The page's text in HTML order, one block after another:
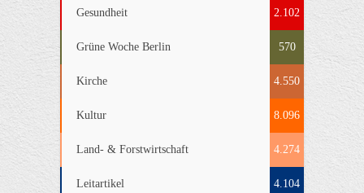
Gesundheit 2.102
Grüne Woche Berlin 570
Kirche 4.550
Kultur 8.096
Land- & Forstwirtschaft 4.274
Leitartikel 4.104